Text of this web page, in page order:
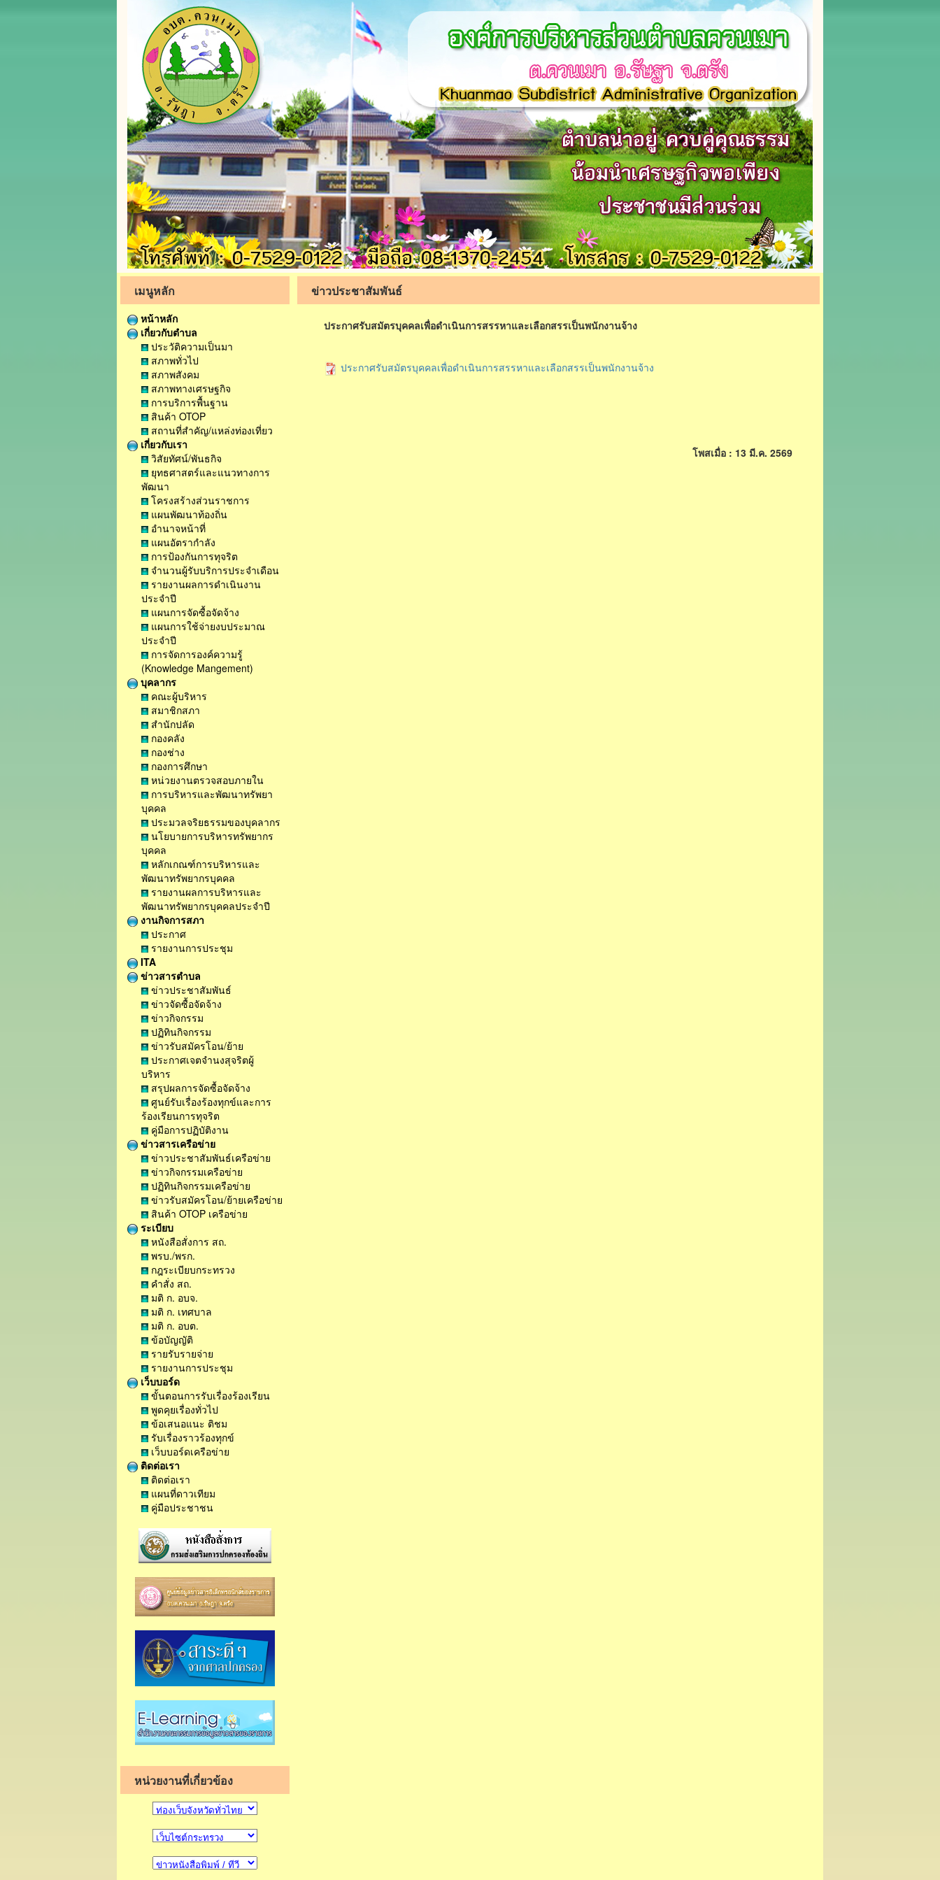
เมนูหลัก
หน้าหลัก
เกี่ยวกับตำบล
ประวัติความเป็นมา
สภาพทั่วไป
สภาพสังคม
สภาพทางเศรษฐกิจ
การบริการพื้นฐาน
สินค้า OTOP
สถานที่สำคัญ/แหล่งท่องเที่ยว
เกี่ยวกับเรา
วิสัยทัศน์/พันธกิจ
ยุทธศาสตร์และแนวทางการ
พัฒนา
โครงสร้างส่วนราชการ
แผนพัฒนาท้องถิ่น
อำนาจหน้าที่
แผนอัตรากำลัง
การป้องกันการทุจริต
จำนวนผู้รับบริการประจำเดือน
รายงานผลการดำเนินงาน
ประจำปี
แผนการจัดซื้อจัดจ้าง
แผนการใช้จ่ายงบประมาณ
ประจำปี
การจัดการองค์ความรู้
(Knowledge Mangement)
บุคลากร
คณะผู้บริหาร
สมาชิกสภา
สำนักปลัด
กองคลัง
กองช่าง
กองการศึกษา
หน่วยงานตรวจสอบภายใน
การบริหารและพัฒนาทรัพยา
บุคคล
ประมวลจริยธรรมของบุคลากร
นโยบายการบริหารทรัพยากร
บุคคล
หลักเกณฑ์การบริหารและ
พัฒนาทรัพยากรบุคคล
รายงานผลการบริหารและ
พัฒนาทรัพยากรบุคคลประจำปี
งานกิจการสภา
ประกาศ
รายงานการประชุม
ITA
ข่าวสารตำบล
ข่าวประชาสัมพันธ์
ข่าวจัดซื้อจัดจ้าง
ข่าวกิจกรรม
ปฏิทินกิจกรรม
ข่าวรับสมัครโอน/ย้าย
ประกาศเจตจำนงสุจริตผู้
บริหาร
สรุปผลการจัดซื้อจัดจ้าง
ศูนย์รับเรื่องร้องทุกข์และการ
ร้องเรียนการทุจริต
คู่มือการปฏิบัติงาน
ข่าวสารเครือข่าย
ข่าวประชาสัมพันธ์เครือข่าย
ข่าวกิจกรรมเครือข่าย
ปฏิทินกิจกรรมเครือข่าย
ข่าวรับสมัครโอน/ย้ายเครือข่าย
สินค้า OTOP เครือข่าย
ระเบียบ
หนังสือสั่งการ สถ.
พรบ./พรก.
กฎระเบียบกระทรวง
คำสั่ง สถ.
มติ ก. อบจ.
มติ ก. เทศบาล
มติ ก. อบต.
ข้อบัญญัติ
รายรับรายจ่าย
รายงานการประชุม
เว็บบอร์ด
ขั้นตอนการรับเรื่องร้องเรียน
พูดคุยเรื่องทั่วไป
ข้อเสนอแนะ ติชม
รับเรื่องราวร้องทุกข์
เว็บบอร์ดเครือข่าย
ติดต่อเรา
ติดต่อเรา
แผนที่ดาวเทียม
คู่มือประชาชน
หน่วยงานที่เกี่ยวข้อง
ข่าวประชาสัมพันธ์
ประกาศรับสมัตรบุคคลเพื่อดำเนินการสรรหาและเลือกสรรเป็นพนักงานจ้าง
ประกาศรับสมัตรบุคคลเพื่อดำเนินการสรรหาและเลือกสรรเป็นพนักงานจ้าง
โพสเมื่อ : 13 มี.ค. 2569